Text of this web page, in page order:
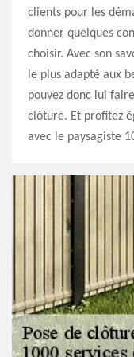
clients pour les
donner quelques
choisir. Avec son
le plus adapté aux
pouvez donc lui
clôture. Et profitez
avec le paysagiste